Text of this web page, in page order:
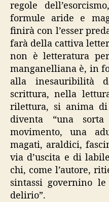
regole
formule aride e
finirà con l’esser
farà della cattiva
non è letteratura
manganelliana è, in
alla inesauribilità
scrittura, nella
rilettura, si anima di
diventa “una
movimento, una
magati, araldici,
via d’uscita e di
chi, come l’autore,
sintassi governino
delirio”.